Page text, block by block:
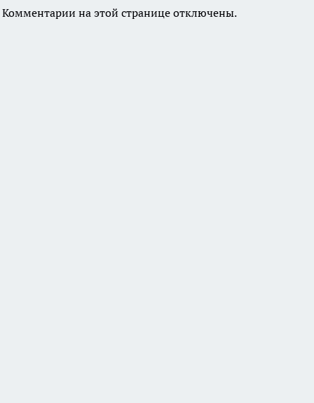
Комментарии на этой странице отключены.